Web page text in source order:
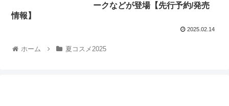
ークなどが登場【先行予約/発売
情報】
2025.02.14
ホーム 夏コスメ2025